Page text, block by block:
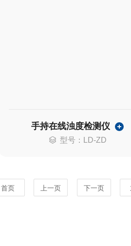
手持在线浊度检测仪
型号：LD-ZD
首页 上一页 下一页